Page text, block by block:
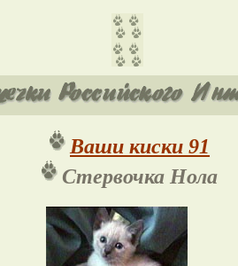
Ваши киски 91
Стервочка Нола